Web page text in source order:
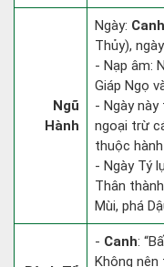
Ngũ
Hành
Ngày:
Thủy),
- Nạp âm:
Giáp Ngọ
- Ngày này
ngoại trừ
thuộc
- Ngày Tý
Thân
Mùi, phá
- Canh:
Không